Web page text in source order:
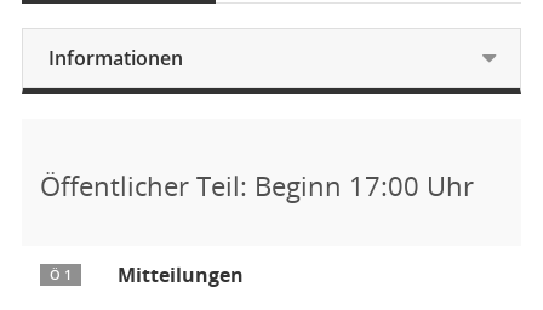
Informationen
Öffentlicher Teil: Beginn 17:00 Uhr
Ö 1 Mitteilungen